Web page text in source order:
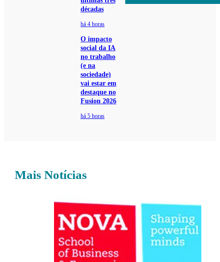
décadas
há 4 horas
O impacto
social da IA
no trabalho
(e na
sociedade)
vai estar em
destaque no
Fusion 2026
há 5 horas
Mais Notícias